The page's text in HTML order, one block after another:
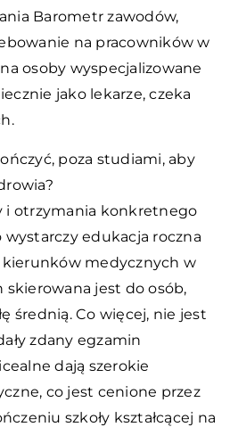
Barometr zawodów,
na pracowników w
osoby wyspecjalizowane
jako lekarze, czeka
poza studiami, aby
i otrzymania konkretnego
edukacja roczna
medycznych w
skierowana jest do osób,
średnią. Co więcej, nie jest
zdany egzamin
dają szerokie
co jest cenione przez
szkoły kształcącej na